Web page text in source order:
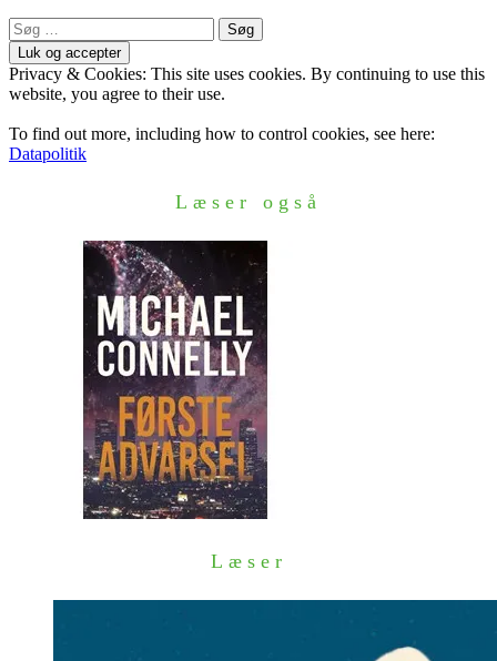
Søg
efter:
Privacy & Cookies: This site uses cookies. By continuing to use this
website, you agree to their use.
To find out more, including how to control cookies, see here:
Datapolitik
Læser også
Læser